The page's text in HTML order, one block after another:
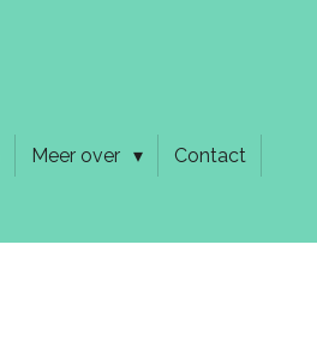
Meer over Contact